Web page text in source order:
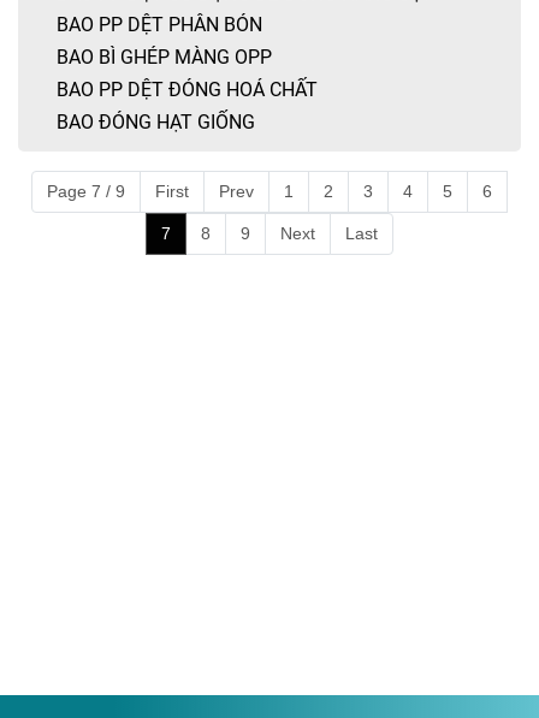
BAO PP DỆT PHÂN BÓN
BAO BÌ GHÉP MÀNG OPP
BAO PP DỆT ĐÓNG HOÁ CHẤT
BAO ĐÓNG HẠT GIỐNG
Page 7 / 9 First Prev 1 2 3 4 5 6
7 8 9 Next Last